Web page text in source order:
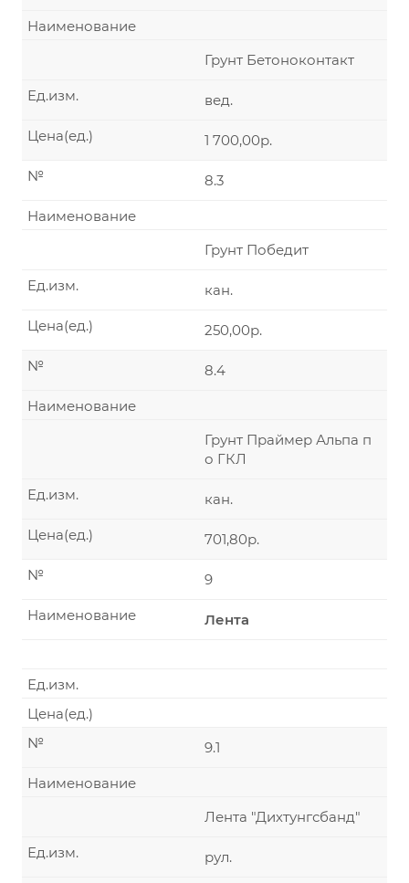
Наименование
Грунт Бетоноконтакт
вед.
Ед.изм.
1 700,00р.
Цена(ед.)
8.3
№
Наименование
Грунт Победит
кан.
Ед.изм.
250,00р.
Цена(ед.)
8.4
№
Наименование
Грунт Праймер Альпа п
о ГКЛ
кан.
Ед.изм.
701,80р.
Цена(ед.)
9
№
Лента
Наименование
Ед.изм.
Цена(ед.)
9.1
№
Наименование
Лента "Дихтунгсбанд"
рул.
Ед.изм.